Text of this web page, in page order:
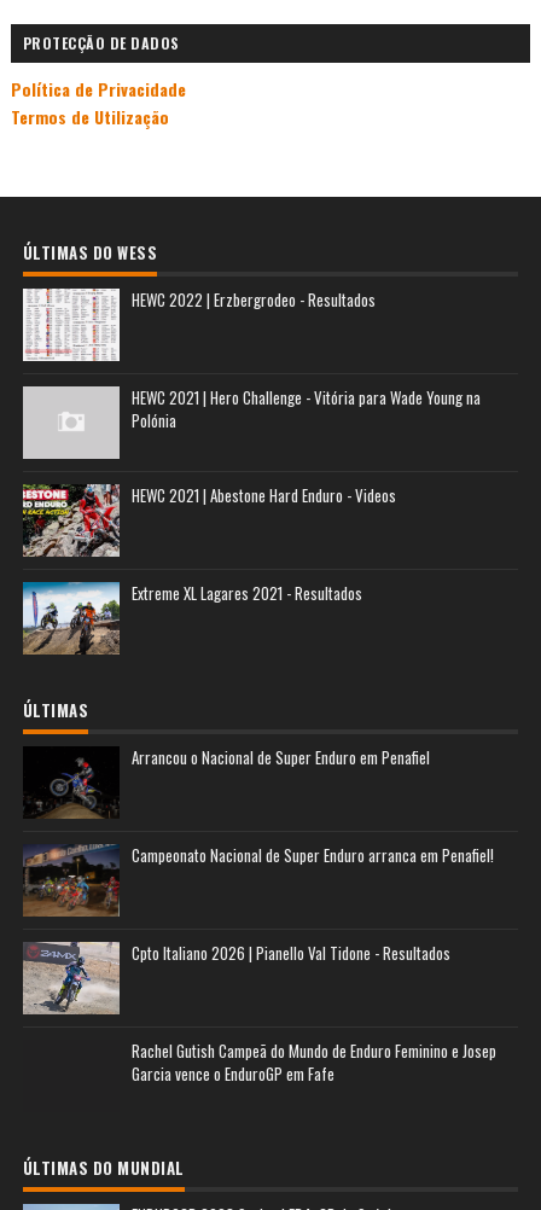
PROTECÇÃO DE DADOS
Política de Privacidade
Termos de Utilização
ÚLTIMAS DO WESS
HEWC 2022 | Erzbergrodeo - Resultados
HEWC 2021 | Hero Challenge - Vitória para Wade Young na
Polónia
HEWC 2021 | Abestone Hard Enduro - Videos
Extreme XL Lagares 2021 - Resultados
ÚLTIMAS
Arrancou o Nacional de Super Enduro em Penafiel
Campeonato Nacional de Super Enduro arranca em Penafiel!
Cpto Italiano 2026 | Pianello Val Tidone - Resultados
Rachel Gutish Campeã do Mundo de Enduro Feminino e Josep
Garcia vence o EnduroGP em Fafe
ÚLTIMAS DO MUNDIAL